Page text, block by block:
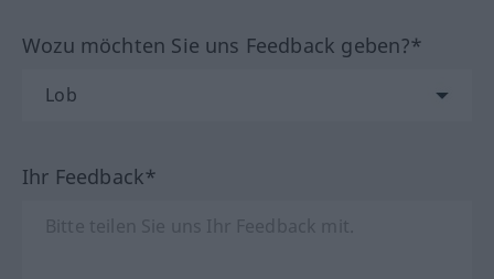
Wozu möchten Sie uns Feedback geben?*
Ihr Feedback*